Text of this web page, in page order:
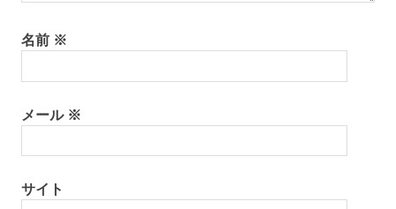
名前 ※
メール ※
サイト